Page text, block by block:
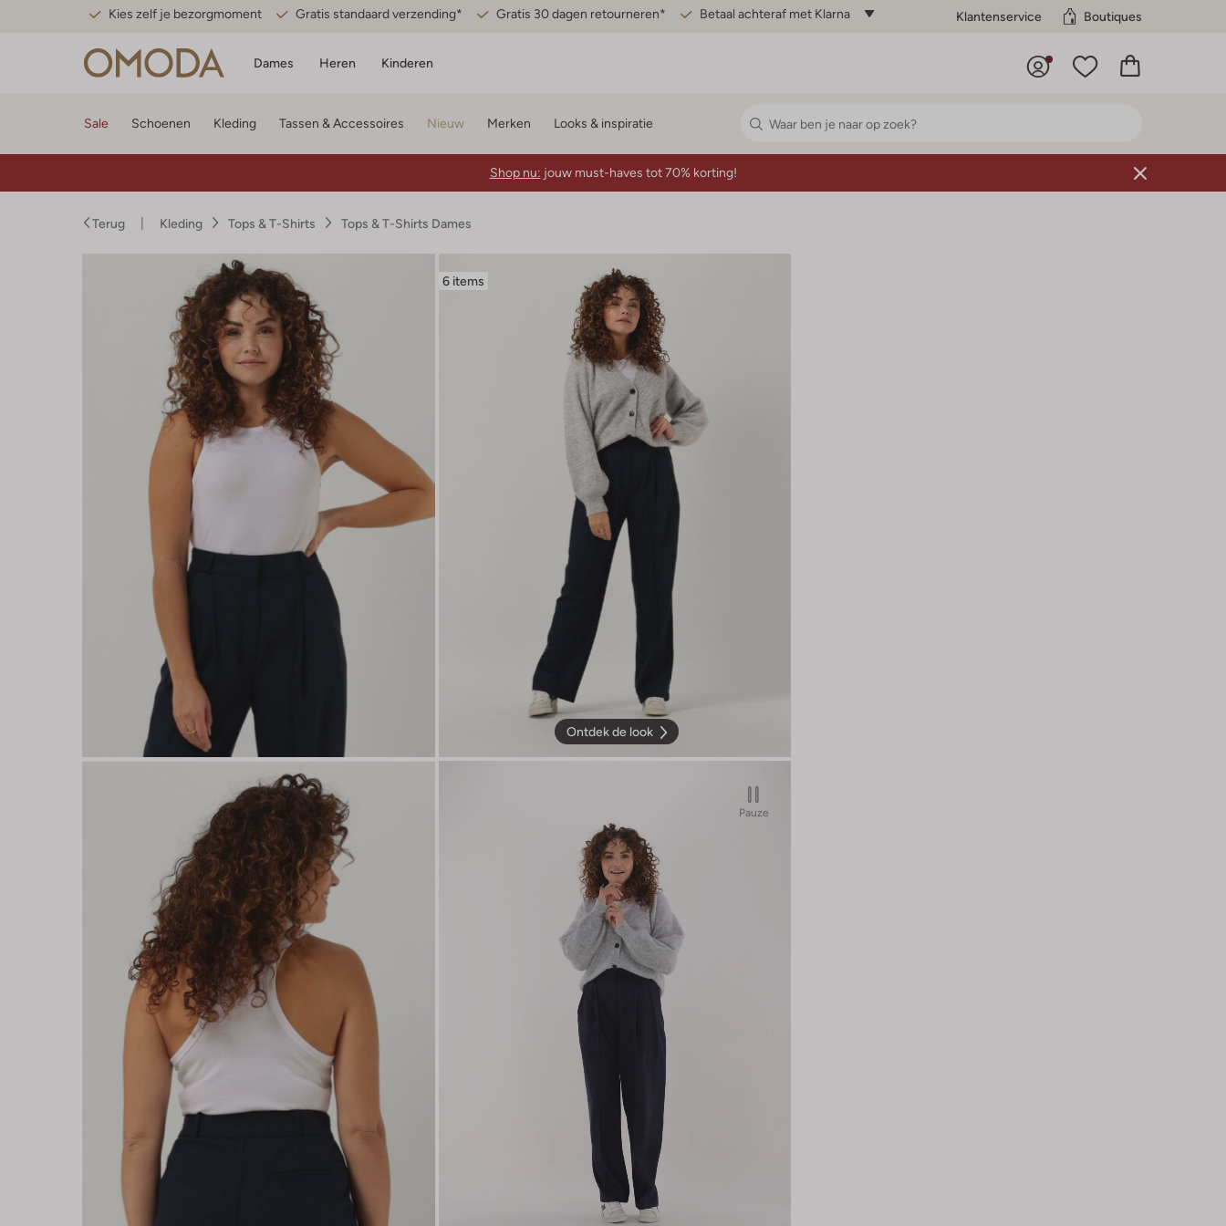
Kies zelf je bezorgmoment Gratis standaard verzending* Gratis 30 dagen retourneren* Betaal achteraf met Klarna Klantenservice Boutiques
Dames Heren Kinderen
Sale Schoenen Kleding Tassen & Accessoires Nieuw Merken Looks & inspiratie
Shop nu: jouw must-haves tot 70% korting!
Terug Kleding Tops & T-Shirts Tops & T-Shirts Dames
6 items
Ontdek de look
Pauze